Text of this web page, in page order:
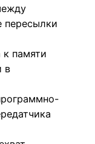
пересылки
памяти
в